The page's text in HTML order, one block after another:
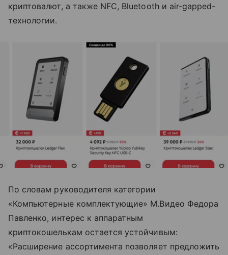
криптовалют, а также NFC, Bluetooth и air-gapped-
технологии.
По словам руководителя категории
«Компьютерные комплектующие» М.Видео Федора
Павленко, интерес к аппаратным
криптокошелькам остается устойчивым:
«Расширение ассортимента позволяет предложить